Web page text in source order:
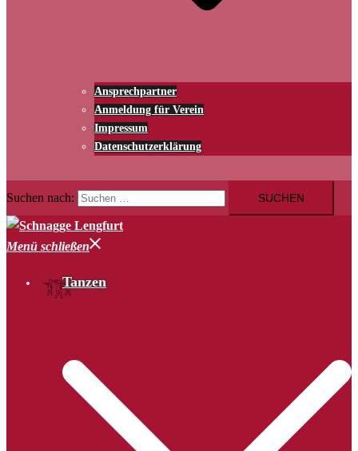
Ansprechpartner
Anmeldung für Verein
Impressum
Datenschutzerklärung
Suchen nach:
Menü schließen
Tanzen